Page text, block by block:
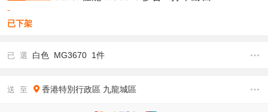
-
已下架
已 選 白色 MG3670 1件
送 至 香港特別行政區 九龍城區